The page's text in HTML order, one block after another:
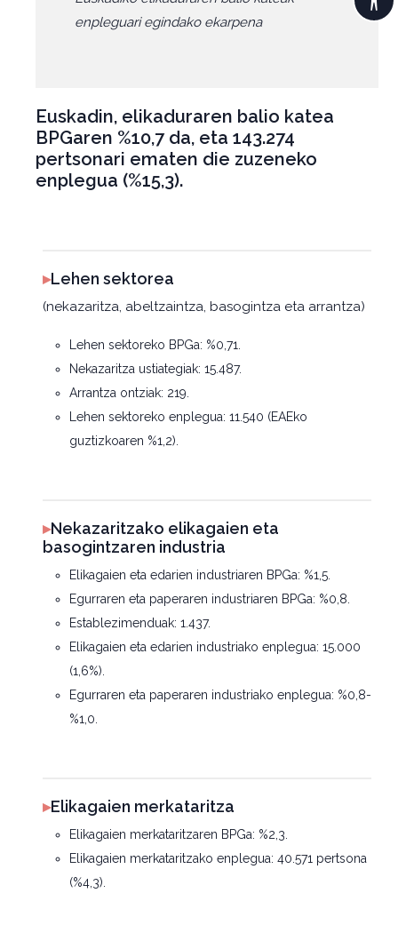
enpleguari egindako ekarpena
Euskadin, elikaduraren balio katea
BPGaren %10,7 da, eta 143.274
pertsonari ematen die zuzeneko
enplegua (%15,3).
▸Lehen sektorea
(nekazaritza, abeltzaintza, basogintza eta arrantza)
Lehen sektoreko BPGa: %0,71.
Nekazaritza ustiategiak: 15.487.
Arrantza ontziak: 219.
Lehen sektoreko enplegua: 11.540 (EAEko
guztizkoaren %1,2).
▸Nekazaritzako elikagaien eta
basogintzaren industria
Elikagaien eta edarien industriaren BPGa: %1,5.
Egurraren eta paperaren industriaren BPGa: %0,8.
Establezimenduak: 1.437.
Elikagaien eta edarien industriako enplegua: 15.000
(1,6%).
Egurraren eta paperaren industriako enplegua: %0,8-
%1,0.
▸Elikagaien merkataritza
Elikagaien merkataritzaren BPGa: %2,3.
Elikagaien merkataritzako enplegua: 40.571 pertsona
(%4,3).